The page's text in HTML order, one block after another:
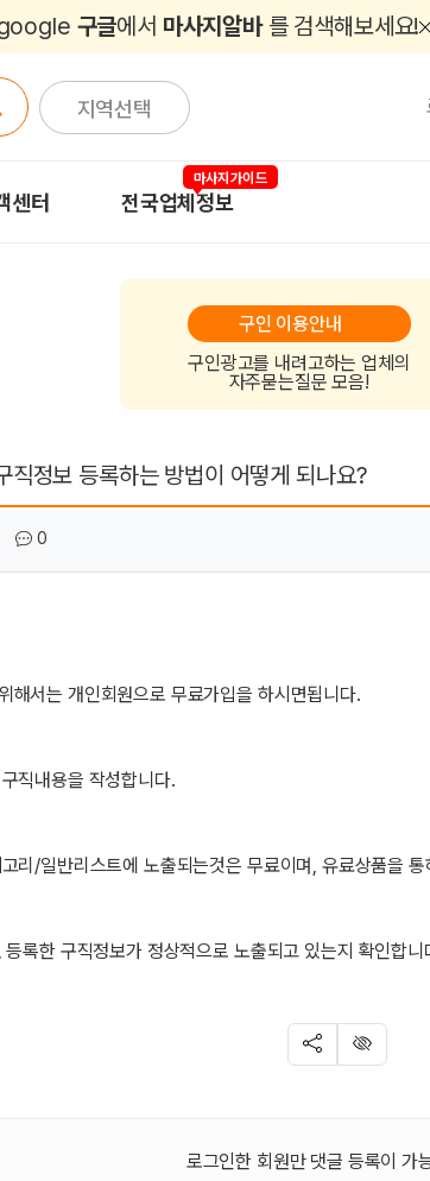
구글에서 마사지알바 를 검색해보세요!
지역선택
센터 전국업체정보
마사지가이드
구인 이용안내
구인광고를 내려고하는 업체의
자주묻는질문 모음!
직정보 등록하는 방법이 어떻게 되나요?
조회 0
해서는 개인회원으로 무료가입을 하시면됩니다.
직내용을 작성합니다.
리/일반리스트에 노출되는것은 무료이며, 유료상품을
록한 구직정보가 정상적으로 노출되고 있는지 확인합니
SNS 공유
신고
로그인한 회원만 댓글 등록이 가